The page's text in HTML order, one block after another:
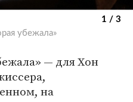
1 / 3
убежала»
— для Хон
на